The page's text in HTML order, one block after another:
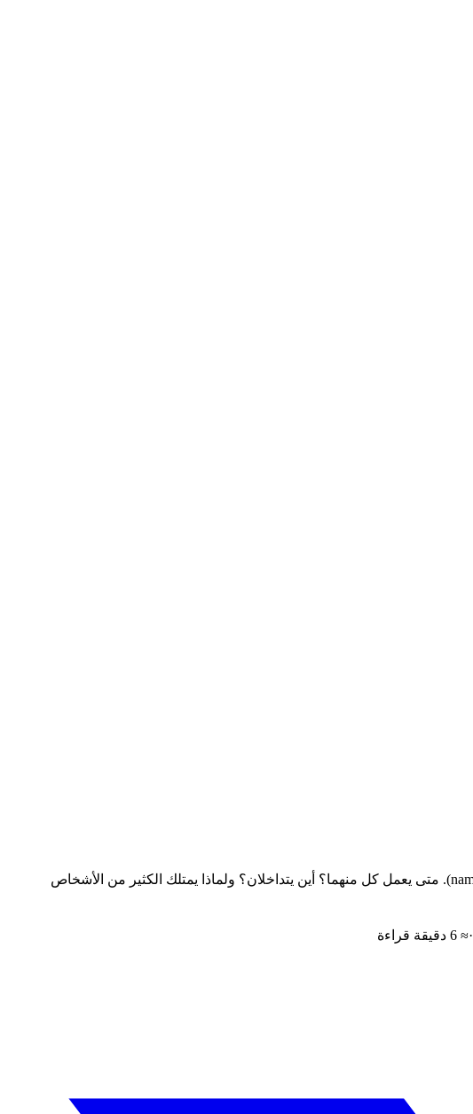
مقارنة عملية وواضحة بين نطاقات ICANN المرمزة (مثل نطاق .com المرمز) وأسماء Web3 الأصلية (مثل name.eth و name.crypto). متى يعمل كل منهما؟ أين يتداخلان؟ ولماذا يمتلك الكثير من الأشخاص
·≈ 6 دقيقة قراءة